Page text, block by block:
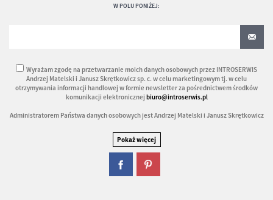
W POLU PONIŻEJ:
Wyrażam zgodę na przetwarzanie moich danych osobowych przez INTROSERWIS
Andrzej Matelski i Janusz Skrętkowicz sp. c. w celu marketingowym tj. w celu
otrzymywania informacji handlowej w formie newsletter za pośrednictwem środków
komunikacji elektronicznej biuro@introserwis.pl
Administratorem Państwa danych osobowych jest Andrzej Matelski i Janusz Skrętkowicz